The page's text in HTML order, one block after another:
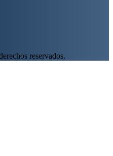
reservados.